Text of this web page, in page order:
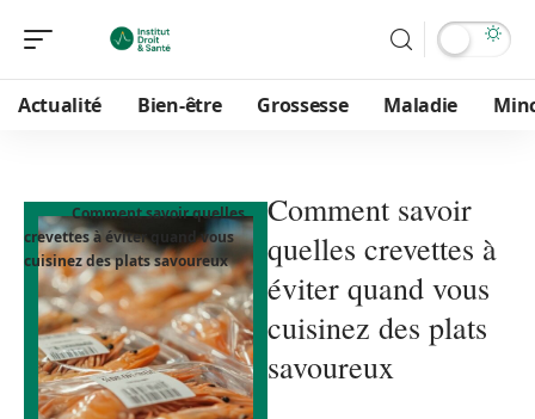
Actualité Bien-être Grossesse Maladie
Comment savoir quelles
crevettes à éviter quand vous
cuisinez des plats savoureux
Comment savoir
quelles crevettes à
éviter quand vous
cuisinez des plats
savoureux